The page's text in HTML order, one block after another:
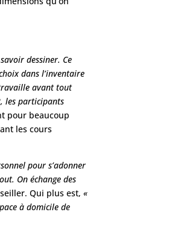
dessiner. Ce
dans l’inventaire
avant tout
les participants
pour beaucoup
les cours
pour s’adonner
On échange des
Qui plus est,«
à domicile de